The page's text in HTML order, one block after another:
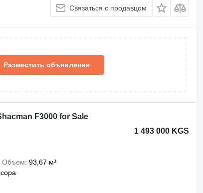
Связаться с продавцом
Разместить объявление
F3000 for Sale
1 493 000 KGS
Объем 93,67 м³